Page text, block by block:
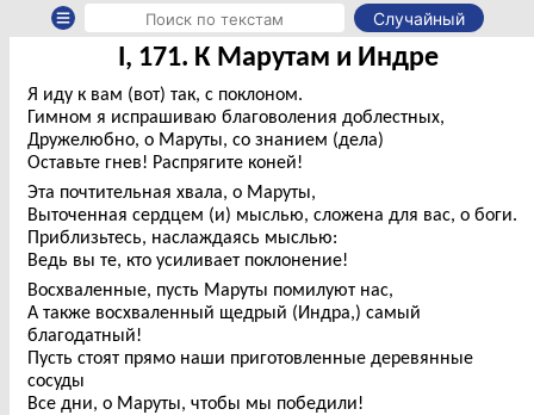
Случайный
I, 171. К Марутам и Индре
Я иду к вам (вот) так, с поклоном.
Гимном я испрашиваю благоволения доблестных,
Дружелюбно, о Маруты, со знанием (дела)
Оставьте гнев! Распрягите коней!
Эта почтительная хвала, о Маруты,
Выточенная сердцем (и) мыслью, сложена для вас, о боги.
Приблизьтесь, наслаждаясь мыслью:
Ведь вы те, кто усиливает поклонение!
Восхваленные, пусть Маруты помилуют нас,
А также восхваленный щедрый (Индра,) самый
благодатный!
Пусть стоят прямо наши приготовленные деревянные
сосуды
Все дни, о Маруты, чтобы мы победили!